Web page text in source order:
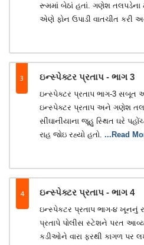
રૂમમાં બેઠાં હતાં. ગણેશ તલપડેના
એણે ફોન ઉપાડી વાતચીત કરી
3 ઇન્સ્પેક્ટર પ્રતાપ - ભાગ 3
ઇન્સ્પેક્ટર પ્રતાપ ભાગ-3
ઇન્સ્પેક્ટર પ્રતાપ અને ગણેશ
સીંઘાનીયાના જૂહુ સ્થિત ઘરે
રાહ જોઇ રહ્યો હતો. ...Read
4 ઇન્સ્પેક્ટર પ્રતાપ - ભાગ 4
ઇન્સ્પેકટર પ્રતાપ ભાગ-૪ ખૂનનું
પ્રતાપે પોલીસ સ્ટેશને પરત
કડીઓને વારા ફરથી કાગળ પર